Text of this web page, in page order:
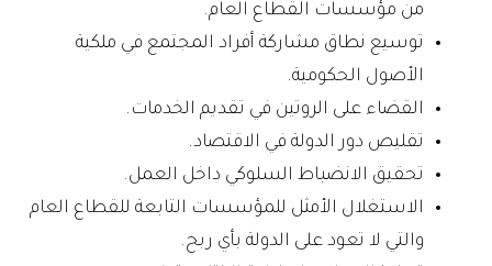
من مؤسسات القطاع العام.
توسيع نطاق مشاركة أفراد المجتمع في ملكية
الأصول الحكومية.
القضاء على الروتين في تقديم الخدمات.
تقليص دور الدولة في الاقتصاد.
تحقيق الانضباط السلوكي داخل العمل.
الاستغلال الأمثل للمؤسسات التابعة للقطاع العام
والتي لا تعود على الدولة بأي ربح.